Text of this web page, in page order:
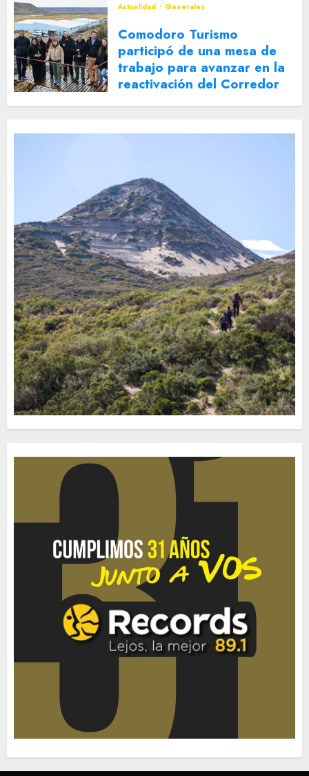
Actualidad
Generales
Comodoro Turismo
participó de una mesa de
trabajo para avanzar en la
reactivación del Corredor
Turístico Integrado